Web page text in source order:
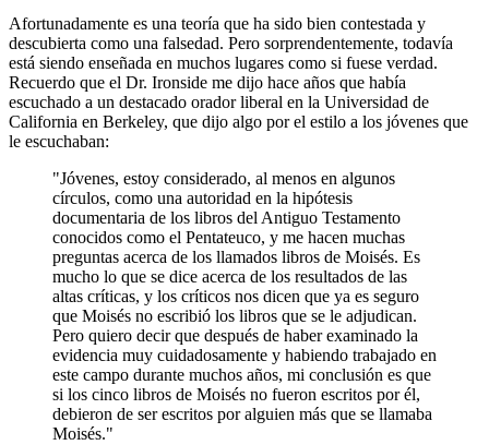
Afortunadamente es una teoría que ha sido bien contestada y
descubierta como una falsedad. Pero sorprendentemente, todavía
está siendo enseñada en muchos lugares como si fuese verdad.
Recuerdo que el Dr. Ironside me dijo hace años que había
escuchado a un destacado orador liberal en la Universidad de
California en Berkeley, que dijo algo por el estilo a los jóvenes que
le escuchaban:
"Jóvenes, estoy considerado, al menos en algunos
círculos, como una autoridad en la hipótesis
documentaria de los libros del Antiguo Testamento
conocidos como el Pentateuco, y me hacen muchas
preguntas acerca de los llamados libros de Moisés. Es
mucho lo que se dice acerca de los resultados de las
altas críticas, y los críticos nos dicen que ya es seguro
que Moisés no escribió los libros que se le adjudican.
Pero quiero decir que después de haber examinado la
evidencia muy cuidadosamente y habiendo trabajado en
este campo durante muchos años, mi conclusión es que
si los cinco libros de Moisés no fueron escritos por él,
debieron de ser escritos por alguien más que se llamaba
Moisés."